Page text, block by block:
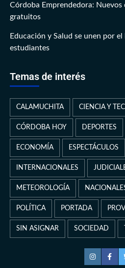
Córdoba Emprendedora: Nuevos
gratuitos
Educación y Salud se unen por
estudiantes
Temas de interés
CALAMUCHITA CIENCIA Y
CÓRDOBA HOY DEPORTES
ECONOMÍA ESPECTÁCULOS
INTERNACIONALES
METEOROLOGÍA
POLÍTICA PORTADA
SIN ASIGNAR SOCIEDAD